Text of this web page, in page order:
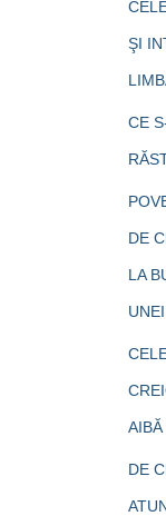
ŞI
CE
DE
LA
DE